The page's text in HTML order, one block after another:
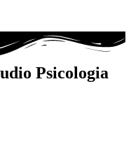
Psicologia